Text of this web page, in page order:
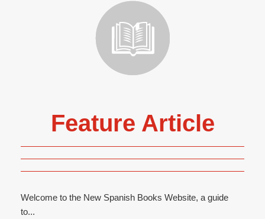
Feature Article
Welcome to the New Spanish Books Website, a guide
to...